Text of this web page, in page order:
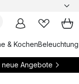
& KochenBeleuchtung
Angebote